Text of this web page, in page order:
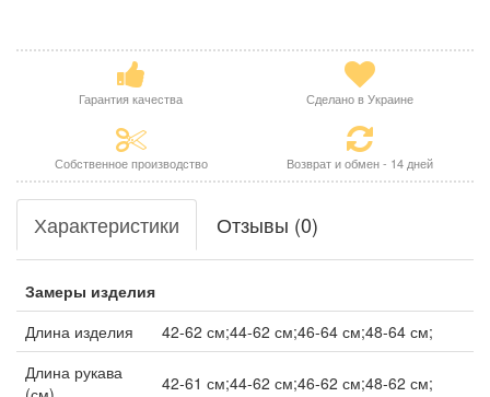
Гарантия качества Сделано в Украине
Собственное производство Возврат и обмен - 14 дней
Характеристики Отзывы (0)
Замеры изделия
Длина изделия
42-62 см;44-62 см;46-64 см;48-64 см;
Длина рукава
42-61 см;44-62 см;46-62 см;48-62 см;